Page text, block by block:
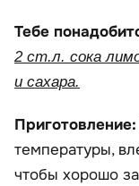
Тебе
2 ст.л. сока
и сахара.
Приготовление:
температуры,
чтобы хорошо